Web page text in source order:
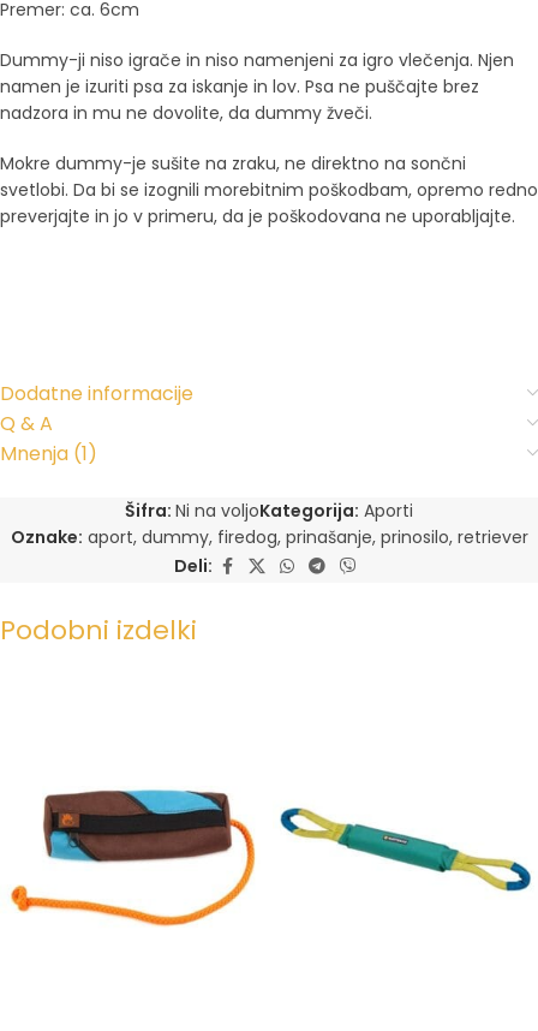
Premer: ca. 6cm
Dummy-ji niso igrače in niso namenjeni za igro vlečenja. Njen
namen je izuriti psa za iskanje in lov. Psa ne puščajte brez
nadzora in mu ne dovolite, da dummy žveči.
Mokre dummy-je sušite na zraku, ne direktno na sončni
svetlobi. Da bi se izognili morebitnim poškodbam, opremo redno
preverjajte in jo v primeru, da je poškodovana ne uporabljajte.
Dodatne informacije
Q & A
Mnenja (1)
Šifra: Ni na voljoKategorija: Aporti
Oznake: aport, dummy, firedog, prinašanje, prinosilo, retriever
Deli:
Podobni izdelki